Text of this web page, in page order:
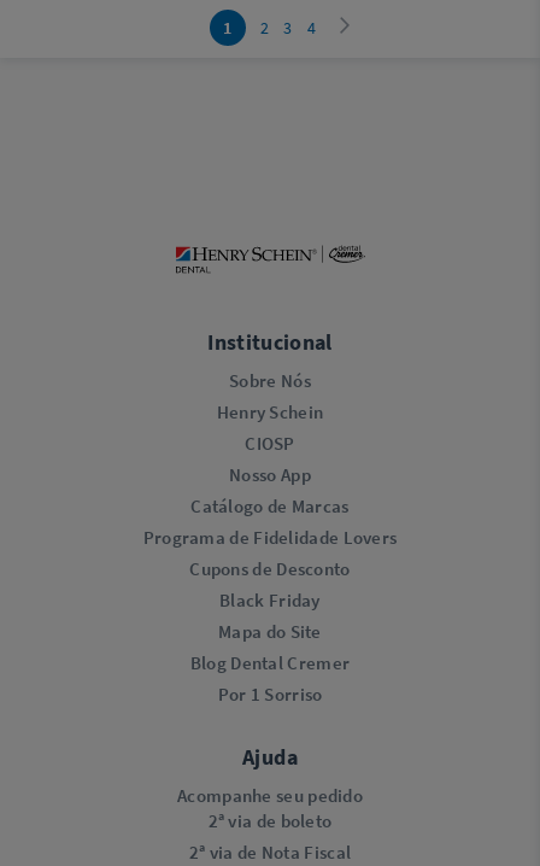
1 2 3 4
Institucional
Sobre Nós
Henry Schein
CIOSP
Nosso App
Catálogo de Marcas
Programa de Fidelidade Lovers​
Cupons de Desconto
Black Friday
Mapa do Site
Blog Dental Cremer
Por 1 Sorriso
Ajuda
Acompanhe seu pedido
2ª via de boleto
2ª via de Nota Fiscal